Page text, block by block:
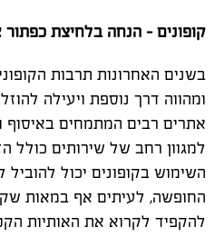
קופונים – הנחה בלחיצת
בשנים האחרונות תרבות
ומהווה דרך נוספת ויעילה
אתרים רבים המתמחים באיסוף
למגוון רחב של שירותים כולל
השימוש בקופונים יכול
החופשה, לעיתים אף במאות
להקפיד לקרוא את האותיות